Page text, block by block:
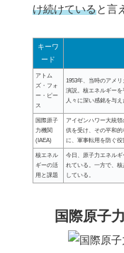
け続けていると言
キーワ
ード
アトム
ズ・フォ
ー・ピー
ス
1953年、当時のアメ
演説。核エネルギー
人々に深い感銘を与え
国際原子
力機関
(IAEA)
アイゼンハワー大統
供を受け、その平和
に、軍事転用を防ぐ役
核エネル
ギーの活
用と課題
今日、原子力エネル
れている。一方で、
している。
国際原子